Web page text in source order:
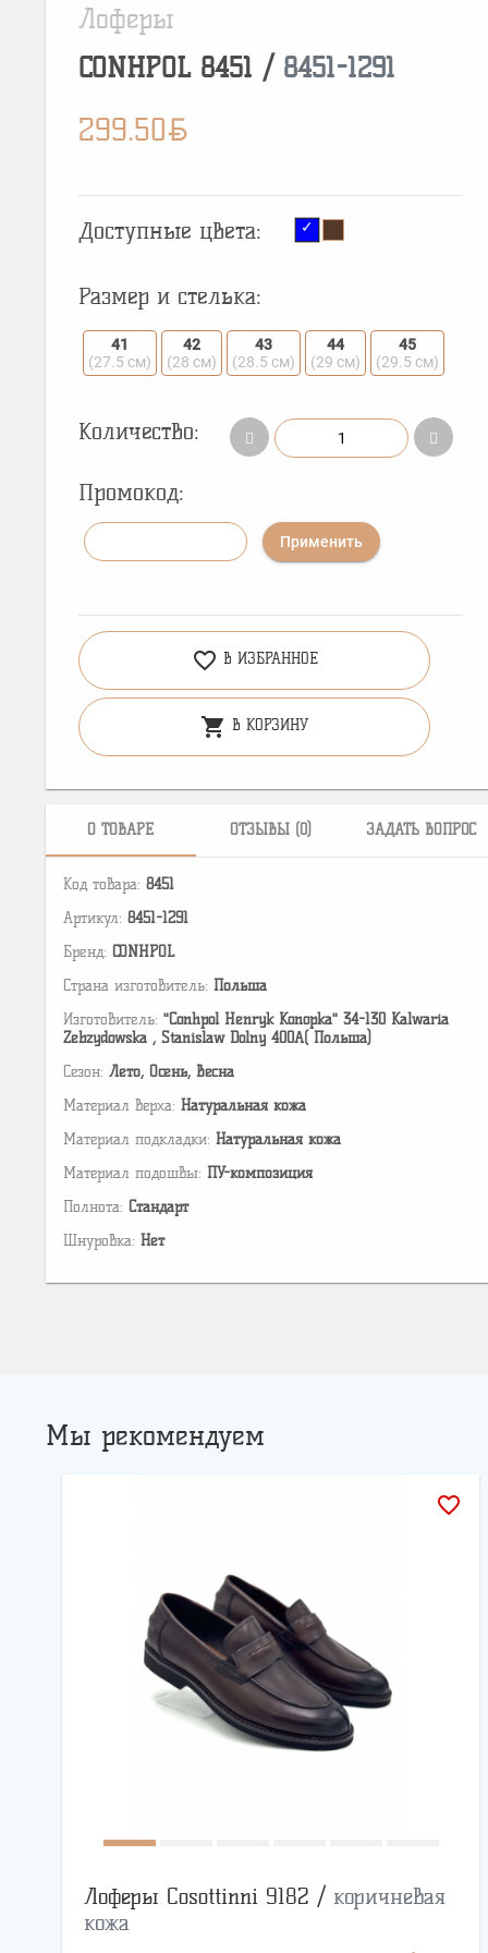
Лоферы
CONHPOL 8451 / 8451-1291
299.50BYN
Доступные цвета:
Размер и стелька:
41
(27.5 см)
42
(28 см)
43
(28.5 см)
44
(29 см)
45
(29.5 см)
Количество:
Промокод:
Применить
favorite_border В ИЗБРАННОЕ
shopping_cart В КОРЗИНУ
О ТОВАРЕ ОТЗЫВЫ (0) ЗАДАТЬ ВОПРОС
Код товара: 8451
Артикул: 8451-1291
Бренд: CONHPOL
Страна изготовитель: Польша
Изготовитель: "Conhpol Henryk Konopka" 34-130 Kalwaria
Zebzydowska , Stanislaw Dolny 400A( Польша)
Сезон: Лето, Осень, Весна
Материал верха: Натуральная кожа
Материал подкладки: Натуральная кожа
Материал подошвы: ПУ-композиция
Полнота: Стандарт
Шнуровка: Нет
Мы рекомендуем
favorite_border
Лоферы Cosottinni 9182 / коричневая
кожа